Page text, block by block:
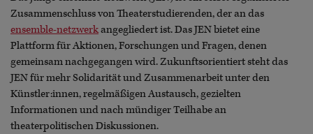
Zusammenschluss von Theaterstudierenden, der an das
ensemble-netzwerkangegliedert ist. Das JEN bietet eine
Plattform für Aktionen, Forschungen und Fragen, denen
gemeinsam nachgegangen wird. Zukunftsorientiert steht das
JEN für mehr Solidarität und Zusammenarbeit unter den
Künstler:innen, regelmäßigen Austausch, gezielten
Informationen und nach mündiger Teilhabe an
theaterpolitischen Diskussionen.